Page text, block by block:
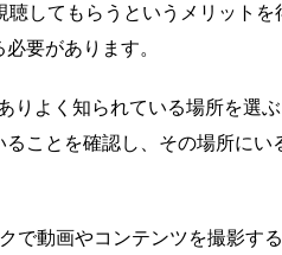
してもらうというメリット
要があります。
りよく知られている場所を選
ことを確認し、その場所にい
で動画やコンテンツを撮影す